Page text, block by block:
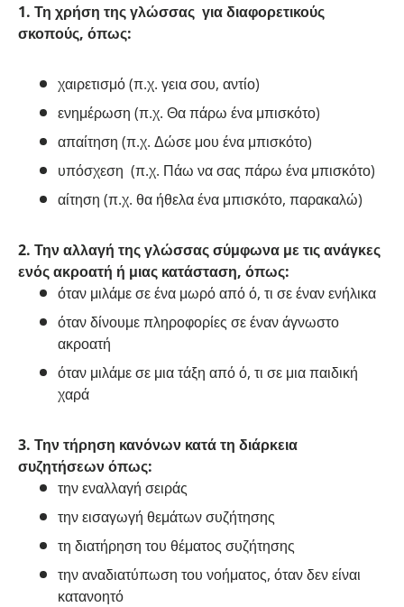
1. Τη χρήση της γλώσσας για διαφορετικούς
σκοπούς, όπως:
χαιρετισμό (π.χ. γεια σου, αντίο)
ενημέρωση (π.χ. Θα πάρω ένα μπισκότο)
απαίτηση (π.χ. Δώσε μου ένα μπισκότο)
υπόσχεση (π.χ. Πάω να σας πάρω ένα μπισκότο)
αίτηση (π.χ. θα ήθελα ένα μπισκότο, παρακαλώ)
2. Την αλλαγή της γλώσσας σύμφωνα με τις ανάγκες
ενός ακροατή ή μιας κατάσταση, όπως:
όταν μιλάμε σε ένα μωρό από ό, τι σε έναν ενήλικα
όταν δίνουμε πληροφορίες σε έναν άγνωστο
ακροατή
όταν μιλάμε σε μια τάξη από ό, τι σε μια παιδική
χαρά
3. Την τήρηση κανόνων κατά τη διάρκεια
συζητήσεων όπως:
την εναλλαγή σειράς
την εισαγωγή θεμάτων συζήτησης
τη διατήρηση του θέματος συζήτησης
την αναδιατύπωση του νοήματος, όταν δεν είναι
κατανοητό